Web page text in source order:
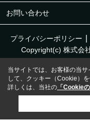
お問い合わせ
プライバシーポリシー
Copyright(c) 株式会
当サイトでは、お客様の当
して、クッキー（Cookie）を
詳しくは、当社の 「Cookie